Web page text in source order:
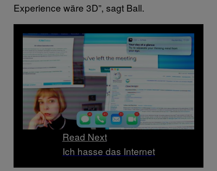
Experience wäre 3D”, sagt Ball.
Read Next
Ich hasse das Internet